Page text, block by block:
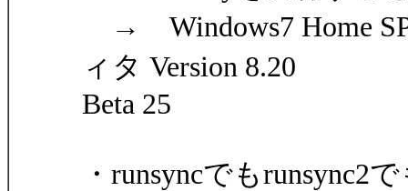
→ Windows7 Home
ィタ Version 8.20
Beta 25
・runsyncでもrunsync2